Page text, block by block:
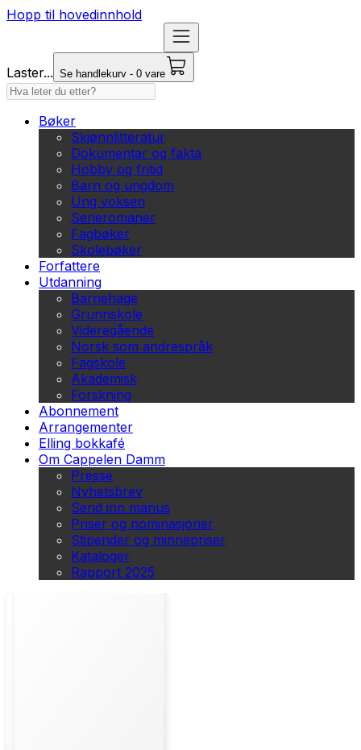
Hopp til hovedinnhold
Laster... Se handlekurv - 0 vare
Bøker
Skjønnlitteratur
Dokumentar og fakta
Hobby og fritid
Barn og ungdom
Ung voksen
Serieromaner
Fagbøker
Skolebøker
Forfattere
Utdanning
Barnehage
Grunnskole
Videregående
Norsk som andrespråk
Fagskole
Akademisk
Forskning
Abonnement
Arrangementer
Elling bokkafé
Om Cappelen Damm
Presse
Nyhetsbrev
Send inn manus
Priser og nominasjoner
Stipender og minnepriser
Kataloger
Rapport 2025